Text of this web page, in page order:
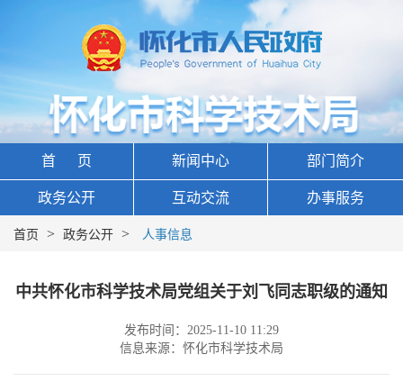
首 页 新闻中心 部门简介
政务公开 互动交流 办事服务
首页 > 政务公开 > 人事信息
中共怀化市科学技术局党组关于刘飞同志职级的通知
发布时间：2025-11-10 11:29
信息来源：怀化市科学技术局